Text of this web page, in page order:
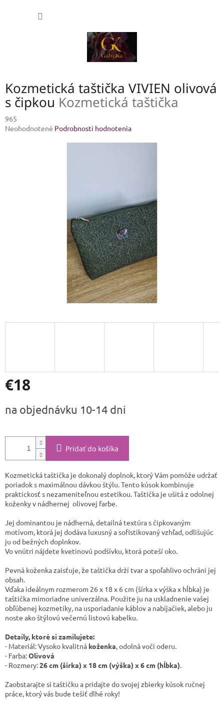
Kozmetická taštička VIVIEN olivová
s čipkou Kozmetická taštička
965
Priemerné
Neohodnotené Podrobnosti hodnotenia
€18
cena:
na objednávku 10-14 dni
Pridať do košíka
Kozmetická taštička je dokonalý doplnok, ktorý Vám pomôže udržať
poriadok s maximálnou dávkou štýlu. Tento kúsok kombinuje
praktickosť s nezameniteľnou estetikou. ​Taštička je ušitá z odolnej
koženky v nádhernej olivovej farbe.
Jej dominantou je nádherná, detailná textúra s čipkovaným
motívom, ktorá jej dodáva luxusný a sofistikovaný vzhľad, odlišujúc
ju od bežných doplnkov. ​
Vo vnútri nájdete kvetinovú podšívku, ktorá poteší oko.
Pevná koženka zaisťuje, že taštička drží tvar a spoľahlivo ochráni jej
obsah. ​
Vďaka ideálnym rozmerom 26 x 18 x 6 cm (šírka x výška x hĺbka) je
taštička mimoriadne univerzálna. Použite ju na uskladnenie vašej
obľúbenej kozmetiky, na usporiadanie káblov a nabíjačiek, alebo ju
noste ako štýlovú večernú listovú kabelku.
​Detaily, ktoré si zamilujete:
- Materiál: Vysoko kvalitná koženka, odolná voči oderu.
- ​Farba:Olivová
- Rozmery:26 cm (šírka) x 18 cm (výška) x 6 cm (hĺbka). ​
Zaobstarajte si taštičku a pridajte do svojej zbierky kúsok ručnej
práce, ktorý vás bude tešiť dlhé roky!